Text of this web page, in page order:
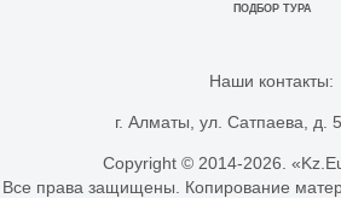
ПОДБОР ТУРА
Наши контакты:
г. Алматы, ул. Сатпаева, д.
Copyright © 2014-2026.
Все права защищены. Копирование